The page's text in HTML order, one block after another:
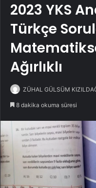
2023 YKS
Türkçe
Ağırlıklı
ZÜHAL GÜLSÜM
8 dakika okuma süresi